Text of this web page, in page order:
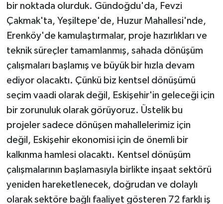
bir noktada olurduk. Gündoğdu'da, Fevzi
Çakmak'ta, Yeşiltepe'de, Huzur Mahallesi'nde,
Erenköy'de kamulaştırmalar, proje hazırlıkları ve
teknik süreçler tamamlanmış, sahada dönüşüm
çalışmaları başlamış ve büyük bir hızla devam
ediyor olacaktı. Çünkü biz kentsel dönüşümü
seçim vaadi olarak değil, Eskişehir'in geleceği için
bir zorunuluk olarak görüyoruz. Üstelik bu
projeler sadece dönüşen mahallelerimiz için
değil, Eskişehir ekonomisi için de önemli bir
kalkınma hamlesi olacaktı. Kentsel dönüşüm
çalışmalarının başlamasıyla birlikte inşaat sektörü
yeniden hareketlenecek, doğrudan ve dolaylı
olarak sektöre bağlı faaliyet gösteren 72 farklı iş